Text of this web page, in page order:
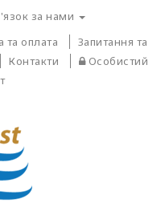
за нами
та оплата
Запитання та
Контакти
Особистий